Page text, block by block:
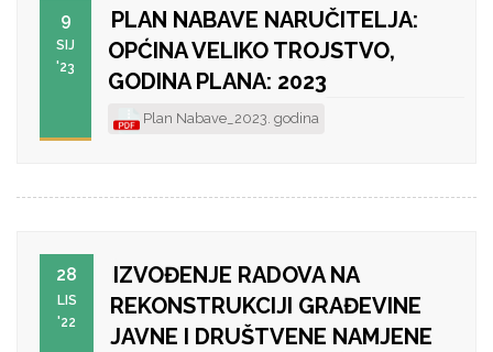
9
SIJ
'23
PLAN NABAVE NARUČITELJA:
OPĆINA VELIKO TROJSTVO,
GODINA PLANA: 2023
Plan Nabave_2023. godina
28
LIS
'22
IZVOĐENJE RADOVA NA
REKONSTRUKCIJI GRAĐEVINE
JAVNE I DRUŠTVENE NAMJENE